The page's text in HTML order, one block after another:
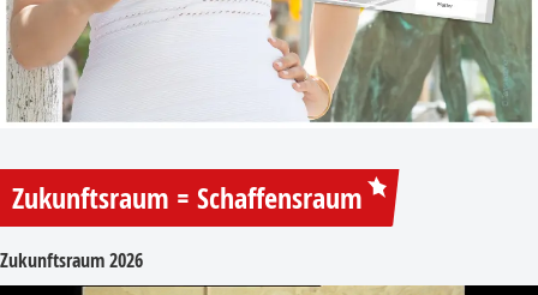
Zukunftsraum = Schaffensraum
Zukunftsraum 2026